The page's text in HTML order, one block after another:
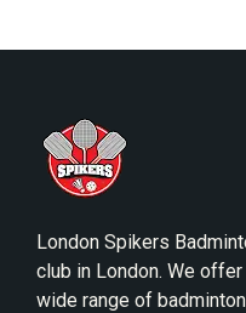
London Spikers
club in London. We
wide range of